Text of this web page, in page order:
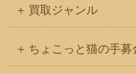
買取ジャンル
ちょこっと猫の手募